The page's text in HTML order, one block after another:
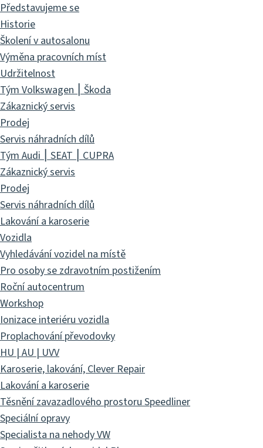
Představujeme se
Historie
Školení v autosalonu
Výměna pracovních míst
Udržitelnost
Tým Volkswagen ⎮ Škoda
Zákaznický servis
Prodej
Servis náhradních dílů
Tým Audi ⎮ SEAT ⎮ CUPRA
Zákaznický servis
Prodej
Servis náhradních dílů
Lakování a karoserie
Vozidla
Vyhledávání vozidel na místě
Pro osoby se zdravotním postižením
Roční autocentrum
Workshop
Ionizace interiéru vozidla
Proplachování převodovky
HU | AU | UVV
Karoserie, lakování, Clever Repair
Lakování a karoserie
Těsnění zavazadlového prostoru Speedliner
Speciální opravy
Specialista na nehody VW